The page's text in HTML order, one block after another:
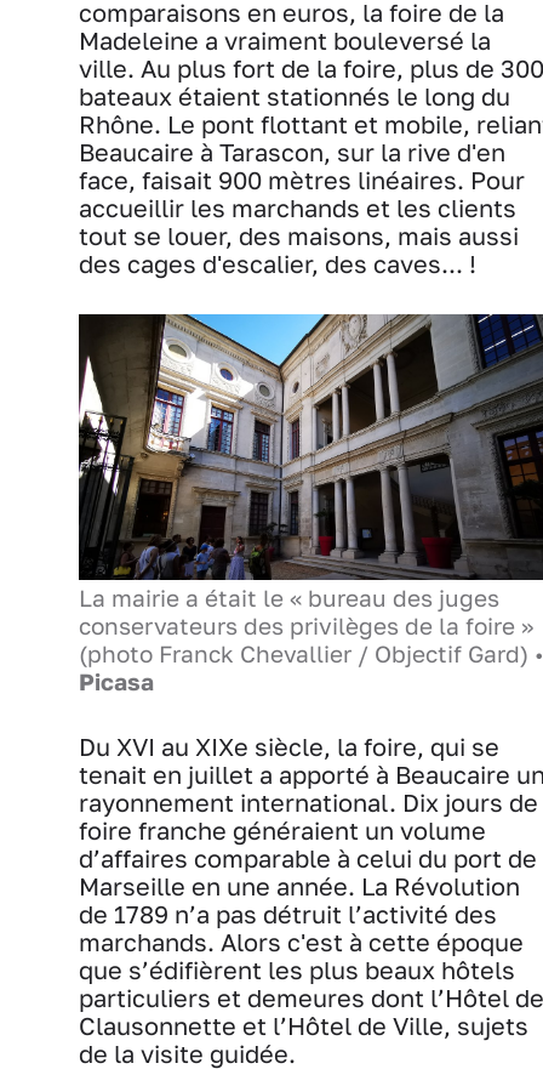
comparaisons en euros, la foire de la
Madeleine a vraiment bouleversé la
ville. Au plus fort de la foire, plus de 300
bateaux étaient stationnés le long du
Rhône. Le pont flottant et mobile,
Beaucaire à Tarascon, sur la rive d'en
face, faisait 900 mètres linéaires. Pour
accueillir les marchands et les clients
tout se louer, des maisons, mais aussi
des cages d'escalier, des caves... !
La mairie a était le « bureau des juges
conservateurs des privilèges de la foire »
(photo Franck Chevallier / Objectif Gard) •
Picasa
Du XVI au XIXe siècle, la foire, qui se
tenait en juillet a apporté à Beaucaire
rayonnement international. Dix jours de
foire franche généraient un volume
d’affaires comparable à celui du port de
Marseille en une année. La Révolution
de 1789 n’a pas détruit l’activité des
marchands. Alors c'est à cette époque
que s’édifièrent les plus beaux hôtels
particuliers et demeures dont l’Hôtel de
Clausonnette et l’Hôtel de Ville, sujets
de la visite guidée.